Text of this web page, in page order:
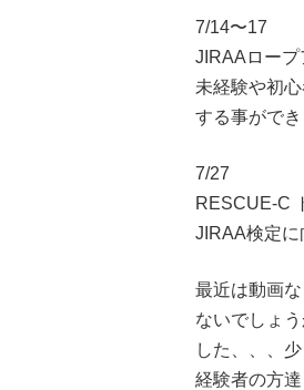
7/14〜17
JIRAAロープ
未経験や初
する事ができ
7/27
RESCUE-C
JIRAA検定に
最近は動画
ないでしょ
した、、、
経験者の方